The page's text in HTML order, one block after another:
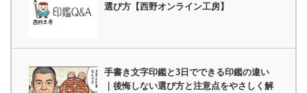
選び方【西野オンライン工房】
手書き文字印鑑と3日でできる印鑑の違い
｜後悔しない選び方と注意点をやさしく解